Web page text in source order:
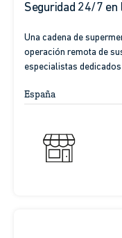
Seguridad 24/7 en
Una cadena de
operación remota de
especialistas
España